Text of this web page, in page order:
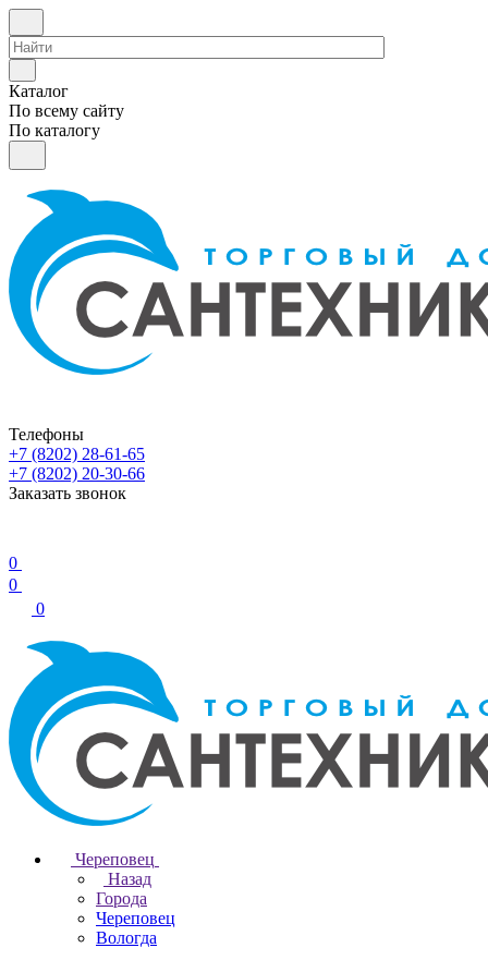
Каталог
По всему сайту
По каталогу
Телефоны
+7 (8202) 28‑61-65
+7 (8202) 20‑30-66
Заказать звонок
0
0
0
Череповец
Назад
Города
Череповец
Вологда